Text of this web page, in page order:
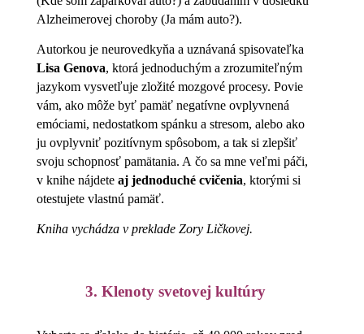
Alzheimerovej choroby (Ja mám auto?).
Autorkou je neurovedkyňa a uznávaná spisovateľka
Lisa Genova, ktorá jednoduchým a zrozumiteľným
jazykom vysvetľuje zložité mozgové procesy. Povie
vám, ako môže byť pamäť negatívne ovplyvnená
emóciami, nedostatkom spánku a stresom, alebo ako
ju ovplyvniť pozitívnym spôsobom, a tak si zlepšiť
svoju schopnosť pamätania. A čo sa mne veľmi páči,
v knihe nájdete aj jednoduché cvičenia, ktorými si
otestujete vlastnú pamäť.
Kniha vychádza v preklade Zory Ličkovej.
3. Klenoty svetovej kultúry